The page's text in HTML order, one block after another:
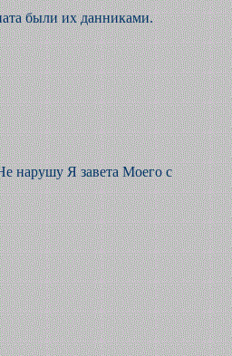
были их данниками.
нарушу Я завета Моего с